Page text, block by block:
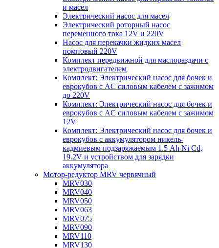
и масел
Электрический насос для масел
Электрический роторный насос
переменного тока 12V и 220V
Насос для перекачки жидких масел
помповый 220V
Комплект передвижной для маслораздачи с
электродвигателем
Комплект: Электрический насос для бочек и
еврокубов с AC силовым кабелем с зажимом
до 220V
Комплект: Электрический насос для бочек и
еврокубов с AC силовым кабелем с зажимом
12V
Комплект: Электрический насос для бочек и
еврокубов с аккумулятором никель-
кадмиевым подзаряжаемым 1.5 Ah Ni Cd,
19.2V и устройством для зарядки
аккумулятора
Мотор-редуктор MRV червячный
MRV030
MRV040
MRV050
MRV063
MRV075
MRV090
MRV110
MRV130